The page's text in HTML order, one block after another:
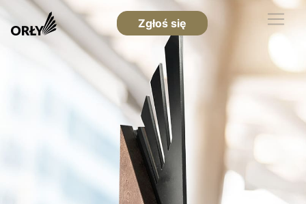
Zgłoś się